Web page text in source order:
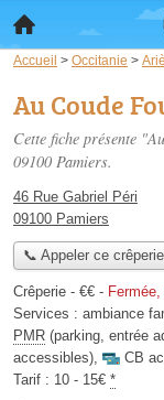
Accueil > Occitanie >
Au Coude
Cette fiche présente
09100 Pamiers.
46 Rue Gabriel Péri
09100 Pamiers
📞 Appeler ce crêperie
Crêperie - €€ -
Services : ambiance
PMR (parking, entrée
accessibles),
CB
Tarif : 10 - 15€ *